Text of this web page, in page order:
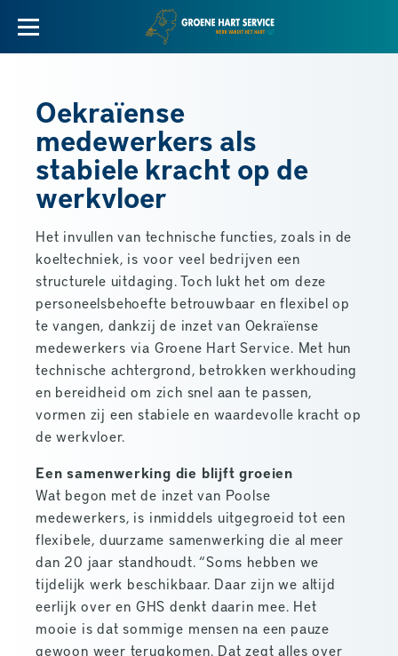
Oekraïense
medewerkers als
stabiele kracht op de
werkvloer
Het invullen van technische functies, zoals in de
koeltechniek, is voor veel bedrijven een
structurele uitdaging. Toch lukt het om deze
personeelsbehoefte betrouwbaar en flexibel op
te vangen, dankzij de inzet van Oekraïense
medewerkers via Groene Hart Service. Met hun
technische achtergrond, betrokken werkhouding
en bereidheid om zich snel aan te passen,
vormen zij een stabiele en waardevolle kracht op
de werkvloer.
Een samenwerking die blijft groeien
Wat begon met de inzet van Poolse
medewerkers, is inmiddels uitgegroeid tot een
flexibele, duurzame samenwerking die al meer
dan 20 jaar standhoudt. “Soms hebben we
tijdelijk werk beschikbaar. Daar zijn we altijd
eerlijk over en GHS denkt daarin mee. Het
mooie is dat sommige mensen na een pauze
gewoon weer terugkomen. Dat zegt alles over